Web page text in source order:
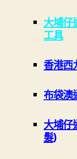
大埔仔
工具
香港西
布袋澳
大埔仔
髮)